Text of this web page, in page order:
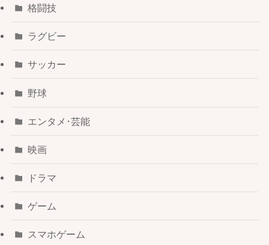
格闘技
ラグビー
サッカー
野球
エンタメ･芸能
映画
ドラマ
ゲーム
スマホゲーム